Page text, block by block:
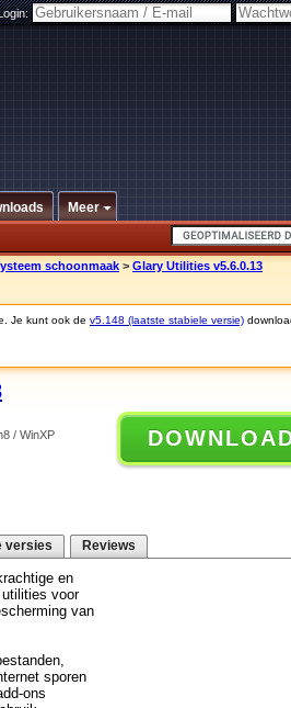
Meer
schoonmaak > Glary Utilities v5.6.0.13
Je kunt ook de v5.148 (laatste stabiele versie)
/ WinXP
versies Reviews
en
voor
van
sporen
ons